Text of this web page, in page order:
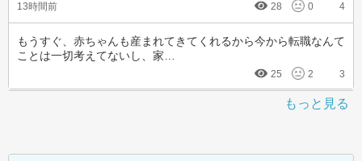
13時間前 28 0 4
もうすぐ、赤ちゃんも産まれてきてくれるから今から転職なんて
ことは一切考えてないし、家…
25 2 3
もっと見る